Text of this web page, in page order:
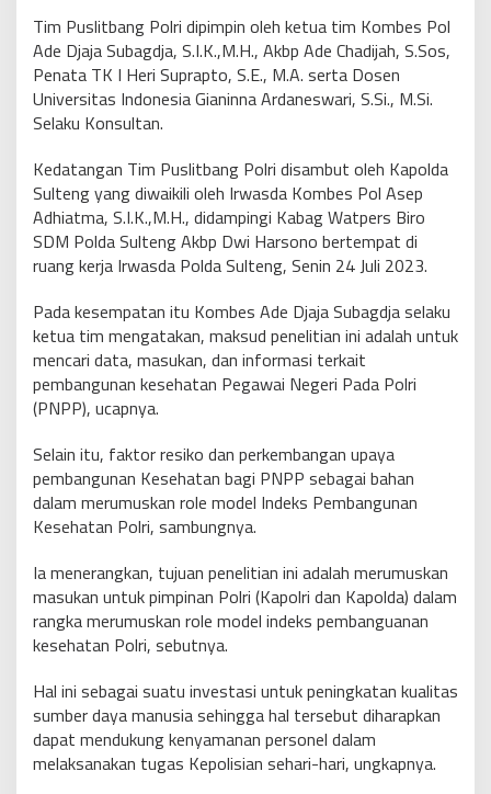
Tim Puslitbang Polri dipimpin oleh ketua tim Kombes Pol
Ade Djaja Subagdja, S.I.K.,M.H., Akbp Ade Chadijah, S.Sos,
Penata TK I Heri Suprapto, S.E., M.A. serta Dosen
Universitas Indonesia Gianinna Ardaneswari, S.Si., M.Si.
Selaku Konsultan.
Kedatangan Tim Puslitbang Polri disambut oleh Kapolda
Sulteng yang diwaikili oleh Irwasda Kombes Pol Asep
Adhiatma, S.I.K.,M.H., didampingi Kabag Watpers Biro
SDM Polda Sulteng Akbp Dwi Harsono bertempat di
ruang kerja Irwasda Polda Sulteng, Senin 24 Juli 2023.
Pada kesempatan itu Kombes Ade Djaja Subagdja selaku
ketua tim mengatakan, maksud penelitian ini adalah untuk
mencari data, masukan, dan informasi terkait
pembangunan kesehatan Pegawai Negeri Pada Polri
(PNPP), ucapnya.
Selain itu, faktor resiko dan perkembangan upaya
pembangunan Kesehatan bagi PNPP sebagai bahan
dalam merumuskan role model Indeks Pembangunan
Kesehatan Polri, sambungnya.
Ia menerangkan, tujuan penelitian ini adalah merumuskan
masukan untuk pimpinan Polri (Kapolri dan Kapolda) dalam
rangka merumuskan role model indeks pembanguanan
kesehatan Polri, sebutnya.
Hal ini sebagai suatu investasi untuk peningkatan kualitas
sumber daya manusia sehingga hal tersebut diharapkan
dapat mendukung kenyamanan personel dalam
melaksanakan tugas Kepolisian sehari-hari, ungkapnya.